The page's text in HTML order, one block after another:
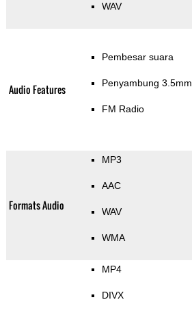
WAV
Audio Features
Pembesar suara
Penyambung 3.5mm
FM Radio
Formats Audio
MP3
AAC
WAV
WMA
MP4
DIVX